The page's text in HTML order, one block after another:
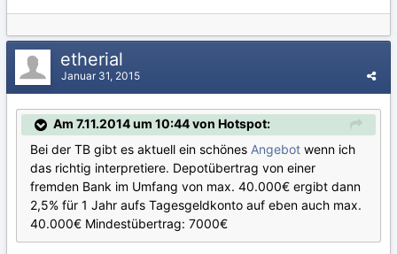
etherial
Januar 31, 2015
Am 7.11.2014 um 10:44 von Hotspot:
Bei der TB gibt es aktuell ein schönes Angebot wenn ich
das richtig interpretiere. Depotübertrag von einer
fremden Bank im Umfang von max. 40.000€ ergibt dann
2,5% für 1 Jahr aufs Tagesgeldkonto auf eben auch max.
40.000€ Mindestübertrag: 7000€